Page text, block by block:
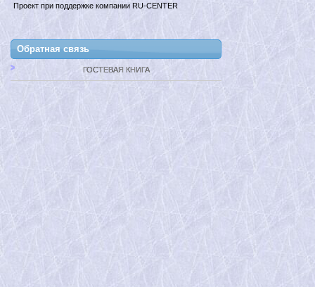
Проект при поддержке компании RU-CENTER
Обратная связь
ГОСТЕВАЯ КНИГА